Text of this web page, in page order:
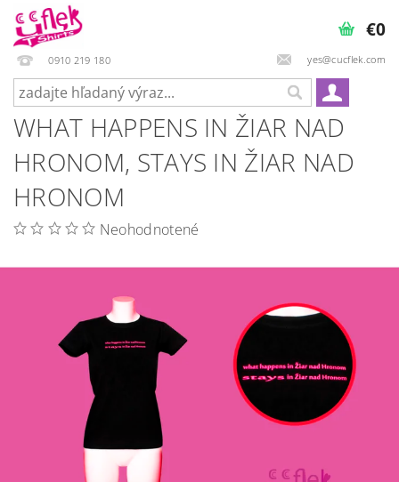
0910 219 180 yes@cucflek.com
€0
WHAT HAPPENS IN ŽIAR NAD
HRONOM, STAYS IN ŽIAR NAD
HRONOM
Neohodnotené